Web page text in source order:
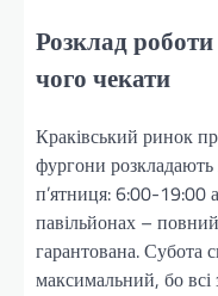
Розклад
чого чекати
Краківський ринок
фургони
п’ятниця: 6:00-19:00
павільйонах –
гарантована. Субота
максимальний, бо